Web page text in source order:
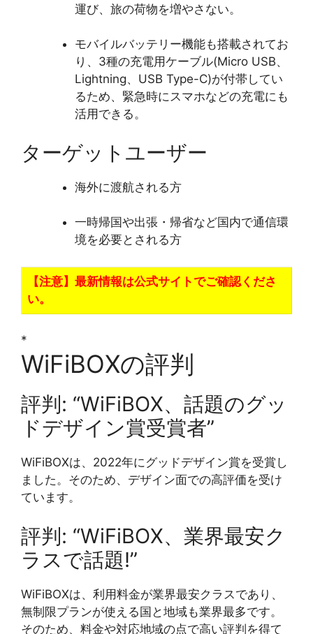
運び、旅の荷物を増やさない。
モバイルバッテリー機能も搭載されてお
り、3種の充電用ケーブル(Micro USB、
Lightning、USB Type-C)が付帯してい
るため、緊急時にスマホなどの充電にも
活用できる。
ターゲットユーザー
海外に渡航される方
一時帰国や出張・帰省など国内で通信環
境を必要とされる方
【注意】最新情報は公式サイトでご確認くださ
い。
*
WiFiBOXの評判
評判: “WiFiBOX、話題のグッ
ドデザイン賞受賞者”
WiFiBOXは、2022年にグッドデザイン賞を受賞し
ました。そのため、デザイン面での高評価を受け
ています。
評判: “WiFiBOX、業界最安ク
ラスで話題!”
WiFiBOXは、利用料金が業界最安クラスであり、
無制限プランが使える国と地域も業界最多です。
そのため、料金や対応地域の点で高い評判を得て